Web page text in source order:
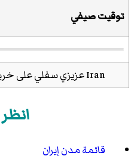
توقيت صيفي
قائمة مدن إيران